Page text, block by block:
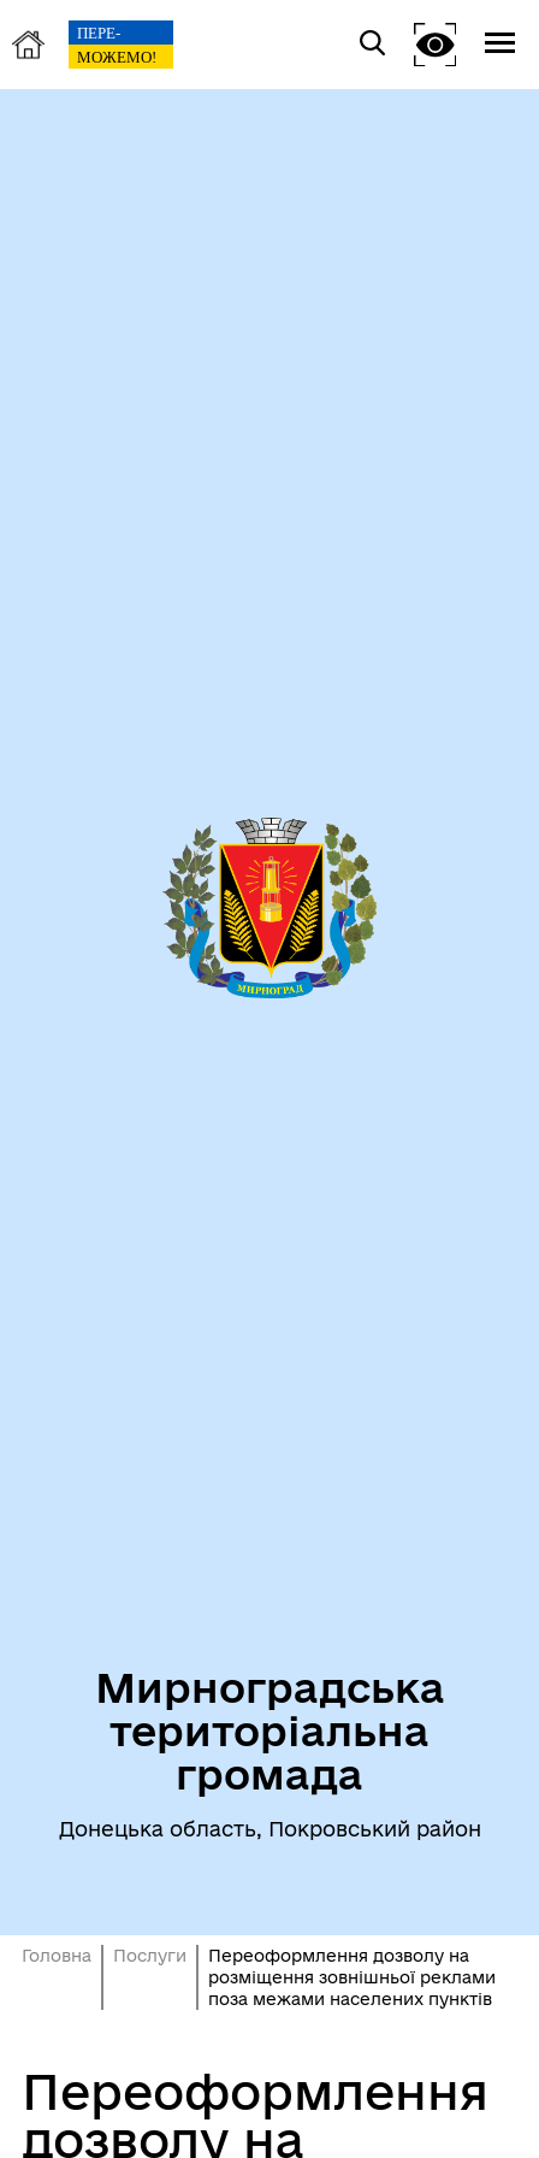
Мирноградська
територіальна
громада
Донецька область, Покровський район
Головна Послуги
Переоформлення дозволу на
розміщення зовнішньої реклами
поза межами населених пунктів
Переоформлення
дозволу на